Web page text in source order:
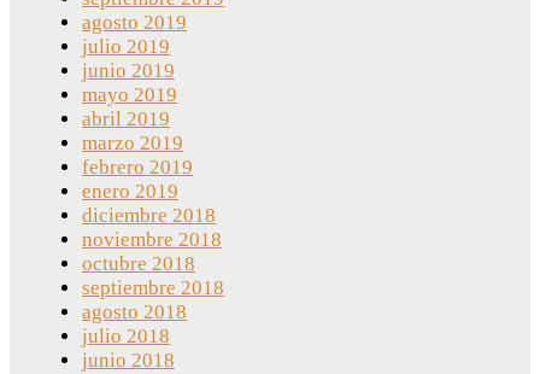
agosto 2019
julio 2019
junio 2019
mayo 2019
abril 2019
marzo 2019
febrero 2019
enero 2019
diciembre 2018
noviembre 2018
octubre 2018
septiembre 2018
agosto 2018
julio 2018
junio 2018